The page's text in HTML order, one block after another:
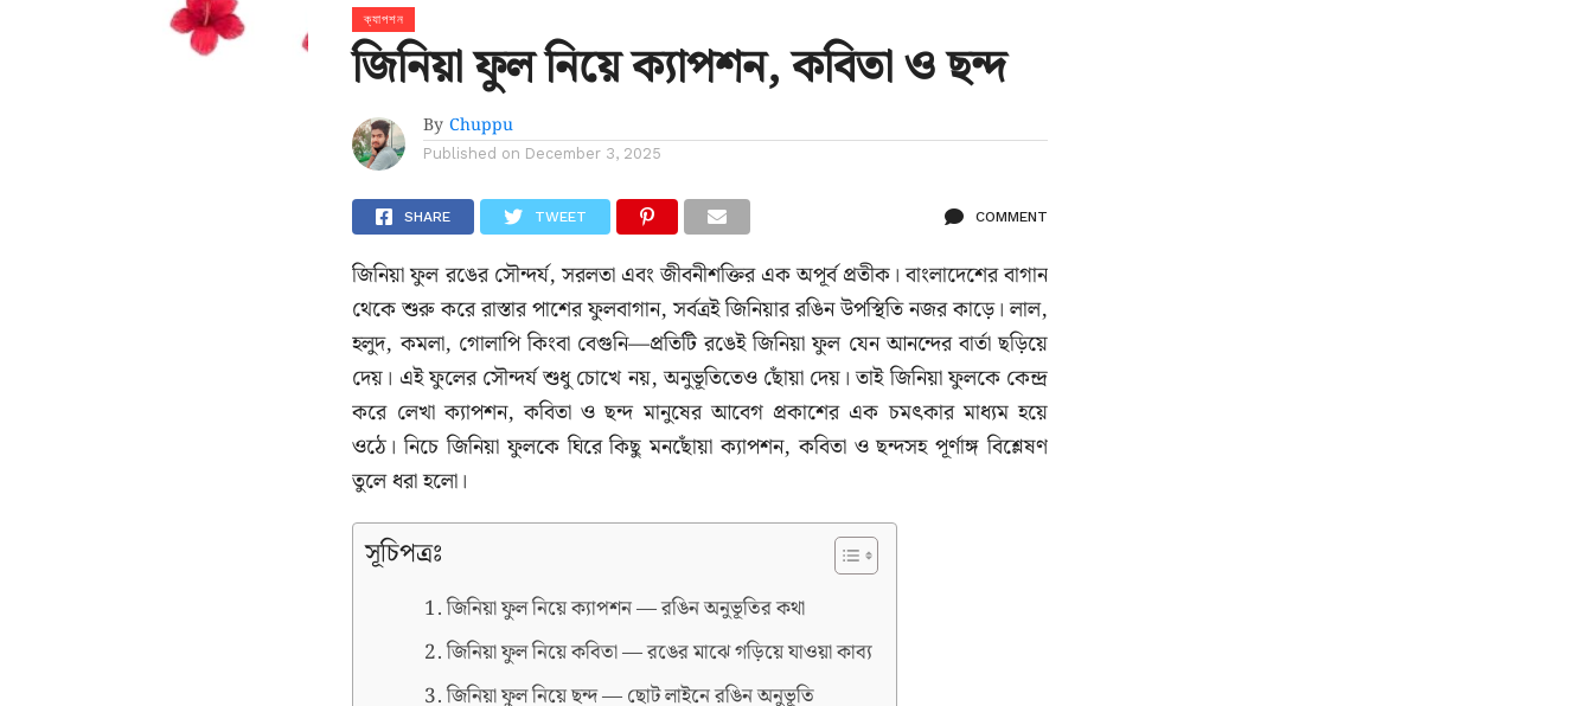
ক্যাপশন
জিনিয়া ফুল নিয়ে ক্যাপশন, কবিতা ও ছন্দ
By Chuppu
Published on December 3, 2025
SHARE TWEET COMMENT
জিনিয়া ফুল রঙের সৌন্দর্য, সরলতা এবং জীবনীশক্তির এক অপূর্ব প্রতীক। বাংলাদেশের বাগান
থেকে শুরু করে রাস্তার পাশের ফুলবাগান, সর্বত্রই জিনিয়ার রঙিন উপস্থিতি নজর কাড়ে। লাল,
হলুদ, কমলা, গোলাপি কিংবা বেগুনি—প্রতিটি রঙেই জিনিয়া ফুল যেন আনন্দের বার্তা ছড়িয়ে
দেয়। এই ফুলের সৌন্দর্য শুধু চোখে নয়, অনুভূতিতেও ছোঁয়া দেয়। তাই জিনিয়া ফুলকে কেন্দ্র
করে লেখা ক্যাপশন, কবিতা ও ছন্দ মানুষের আবেগ প্রকাশের এক চমৎকার মাধ্যম হয়ে
ওঠে। নিচে জিনিয়া ফুলকে ঘিরে কিছু মনছোঁয়া ক্যাপশন, কবিতা ও ছন্দসহ পূর্ণাঙ্গ বিশ্লেষণ
তুলে ধরা হলো।
সূচিপত্রঃ
জিনিয়া ফুল নিয়ে ক্যাপশন — রঙিন অনুভূতির কথা
জিনিয়া ফুল নিয়ে কবিতা — রঙের মাঝে গড়িয়ে যাওয়া কাব্য
জিনিয়া ফুল নিয়ে ছন্দ — ছোট লাইনে রঙিন অনুভূতি